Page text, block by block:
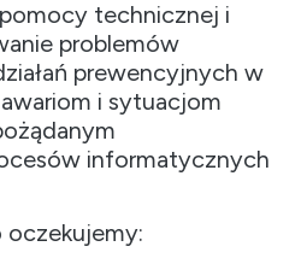
technicznej i
problemów
prewencyjnych w
i sytuacjom
informatycznych
oczekujemy: